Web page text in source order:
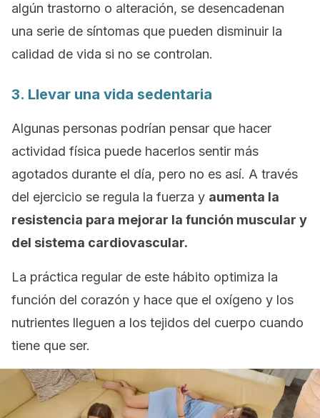
algún trastorno o alteración, se desencadenan
una serie de síntomas que pueden disminuir la
calidad de vida si no se controlan.
3. Llevar una vida sedentaria
Algunas personas podrían pensar que hacer
actividad física puede hacerlos sentir más
agotados durante el día, pero no es así. A través
del ejercicio se regula la fuerza y aumenta la
resistencia para mejorar la función muscular y
del sistema cardiovascular.
La práctica regular de este hábito optimiza la
función del corazón y hace que el oxígeno y los
nutrientes lleguen a los tejidos del cuerpo cuando
tiene que ser.